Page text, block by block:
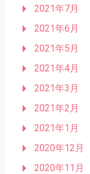
2021年7月
2021年6月
2021年5月
2021年4月
2021年3月
2021年2月
2021年1月
2020年12月
2020年11月